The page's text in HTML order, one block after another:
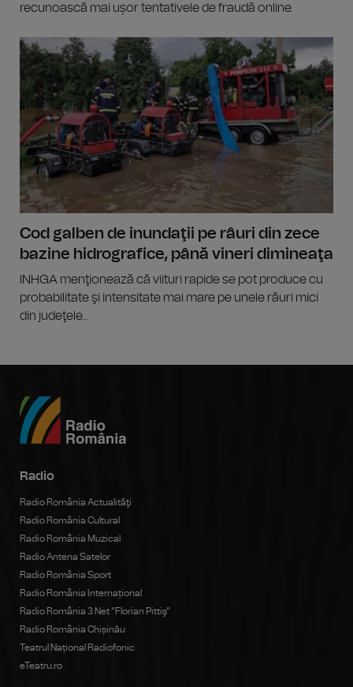
recunoască mai ușor tentativele de fraudă online.
Cod galben de inundaţii pe râuri din zece
bazine hidrografice, până vineri dimineaţa
INHGA menţionează că viituri rapide se pot produce cu
probabilitate şi intensitate mai mare pe unele râuri mici
din judeţele...
Radio
Radio România Actualităţi
Radio România Cultural
Radio România Muzical
Radio Antena Satelor
Radio România Sport
Radio România Internațional
Radio România 3 Net "Florian Pittiş"
Radio România Chișinău
Teatrul Național Radiofonic
eTeatru.ro